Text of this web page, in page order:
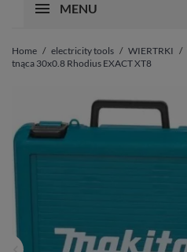
MENU
Home electricity tools WIERTRKI
tnąca 30x0.8 Rhodius EXACT XT8